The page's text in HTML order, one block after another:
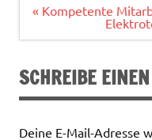
Beitragsnavigation
« Kompetente
SCHREIBE
Deine E-Mail-Adresse